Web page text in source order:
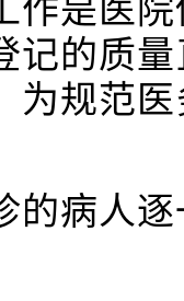
作是医
记的质
为规范
的病人